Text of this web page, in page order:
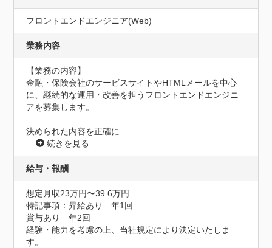
フロントエンドエンジニア(Web)
業務内容
【業務の内容】
金融・保険会社のサービスサイトやHTMLメールを中心
に、継続的な運用・改善を担うフロントエンドエンジニ
アを募集します。
決められた内容を正確に
...
続きを見る
給与・報酬
想定月収23万円〜39.6万円
特記事項：昇給あり　年1回
賞与あり　年2回
経験・能力を考慮の上、当社規定により決定いたしま
す。